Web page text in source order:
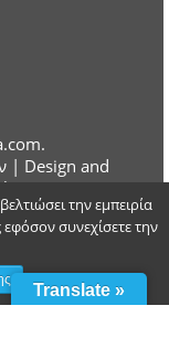
| Design and
Translate »
την εμπειρία
συνεχίσετε την